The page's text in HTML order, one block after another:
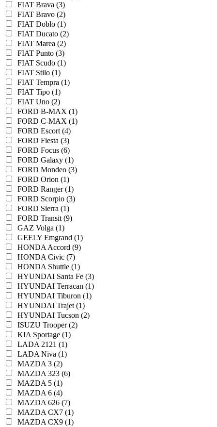
FIAT Brava (3)
FIAT Bravo (2)
FIAT Doblo (1)
FIAT Ducato (2)
FIAT Marea (2)
FIAT Punto (3)
FIAT Scudo (1)
FIAT Stilo (1)
FIAT Tempra (1)
FIAT Tipo (1)
FIAT Uno (2)
FORD B-MAX (1)
FORD C-MAX (1)
FORD Escort (4)
FORD Fiesta (3)
FORD Focus (6)
FORD Galaxy (1)
FORD Mondeo (3)
FORD Orion (1)
FORD Ranger (1)
FORD Scorpio (3)
FORD Sierra (1)
FORD Transit (9)
GAZ Volga (1)
GEELY Emgrand (1)
HONDA Accord (9)
HONDA Civic (7)
HONDA Shuttle (1)
HYUNDAI Santa Fe (3)
HYUNDAI Terracan (1)
HYUNDAI Tiburon (1)
HYUNDAI Trajet (1)
HYUNDAI Tucson (2)
ISUZU Trooper (2)
KIA Sportage (1)
LADA 2121 (1)
LADA Niva (1)
MAZDA 3 (2)
MAZDA 323 (6)
MAZDA 5 (1)
MAZDA 6 (4)
MAZDA 626 (7)
MAZDA CX7 (1)
MAZDA CX9 (1)